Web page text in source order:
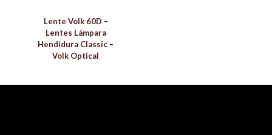
Lente Volk 60D –
Lentes Lámpara
Hendidura Classic –
Volk Optical